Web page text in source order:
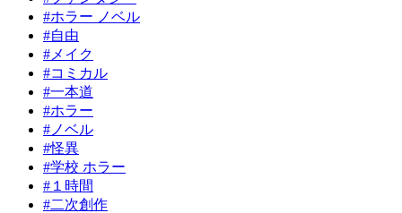
#ホラー ノベル
#自由
#メイク
#コミカル
#一本道
#ホラー
#ノベル
#怪異
#学校 ホラー
#１時間
#二次創作